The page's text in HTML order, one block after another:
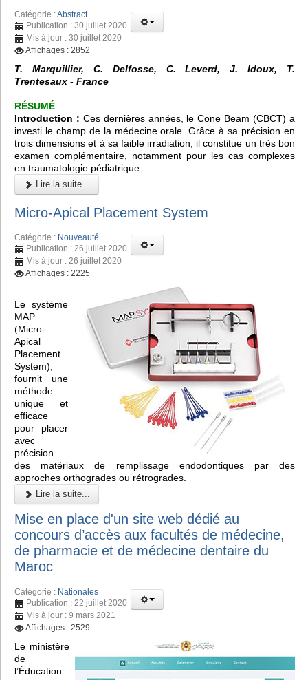
Catégorie :Abstract
Publication : 30 juillet 2020
Mis à jour : 30 juillet 2020
Affichages : 2852
T. Marquillier, C. Delfosse, C. Leverd, J. Idoux, T.
Trentesaux - France
RÉSUMÉ
Introduction : Ces dernières années, leCone Beam (CBCT)a
investi le champ de la médecine orale. Grâce à sa précision en
trois dimensions et à sa faible irradiation, il constitue un très bon
examen complémentaire, notamment pour les cas complexes
en traumatologie pédiatrique.
Lire la suite...
Micro-Apical Placement System
Catégorie : Nouveauté
Publication : 26 juillet 2020
Mis à jour : 26 juillet 2020
Affichages : 2225
Le système
MAP
(Micro-
Apical
Placement
System),
fournit une
méthode
unique et
efficace
pour placer
avec
précision
des matériaux de remplissage endodontiques par des
approches orthogrades ou rétrogrades.
Lire la suite...
Mise en place d'un site web dédié au
concours d’accès aux facultés de médecine,
de pharmacie et de médecine dentaire du
Maroc
Catégorie : Nationales
Publication : 22 juillet 2020
Mis à jour : 9 mars 2021
Affichages : 2529
Le ministère
de
l’Éducation